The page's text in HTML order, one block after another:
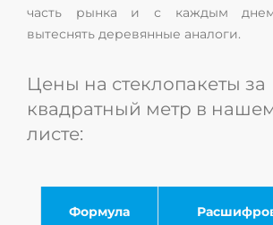
часть рынка и с каждым
вытеснять деревянные аналоги.
Цены на стеклопакеты за
квадратный метр в
листе:
Формула